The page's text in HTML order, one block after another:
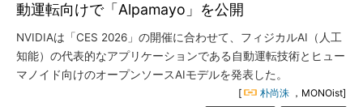
動運転向けで「Alpamayo」を公開
NVIDIAは「CES 2026」の開催に合わせて、フィジカルAI（人工
知能）の代表的なアプリケーションである自動運転技術とヒュー
マノイド向けのオープンソースAIモデルを発表した。
[ 朴尚洙 ，MONOist]